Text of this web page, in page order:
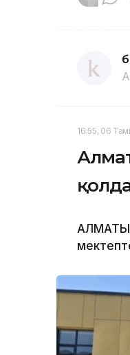
16:55, 06
АЛМАТЫ.